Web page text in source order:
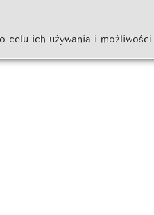
celu ich używania i